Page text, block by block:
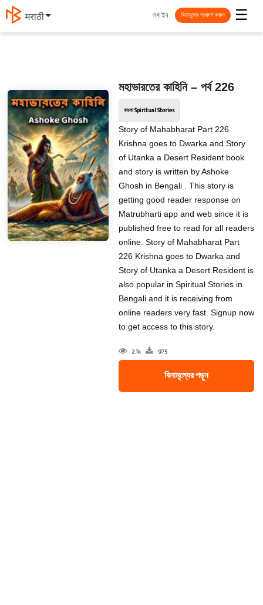
मराठी ☰
লগ ইন বিনামূল্যে প্রকাশ করুন
মহাভারতের কাহিনি – পর্ব 226
বাংলা Spiritual Stories
Story of Mahabharat Part 226
Krishna goes to Dwarka and Story
of Utanka a Desert Resident book
and story is written by Ashoke
Ghosh in Bengali . This story is
getting good reader response on
Matrubharti app and web since it is
published free to read for all readers
online. Story of Mahabharat Part
226 Krishna goes to Dwarka and
Story of Utanka a Desert Resident is
also popular in Spiritual Stories in
Bengali and it is receiving from
online readers very fast. Signup now
to get access to this story.
2.1k 975
বিনামূল্যের পড়ুন